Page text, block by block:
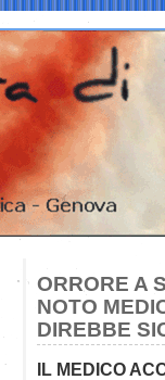
ORRORE A
NOTO
DIREBBE
IL MEDICO